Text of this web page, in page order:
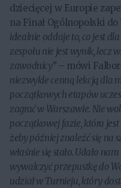
dziecięcej w Europie
na Finał Ogólnopolski do
idealnie oddaje to, co jest
zespołu nie jest wynik, lecz
zawodnicy”– mówi
niezwykle cenną lekcją dla
początkowych etapów
zagrać w Warszawie. Nie
początkowej fazie, która
żeby później znaleźć się na
właśnie się stało. Udało
wywalczyć przepustkę do
udział w Turnieju, który